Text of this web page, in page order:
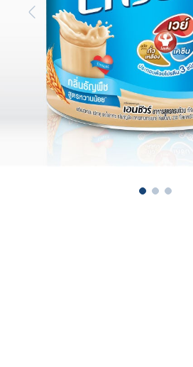
Previous